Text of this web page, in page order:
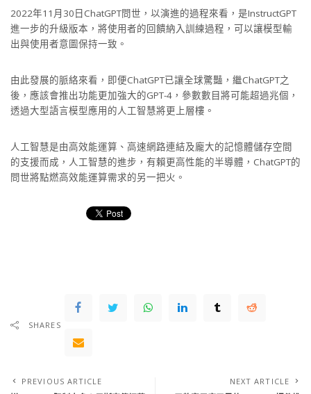
2022年11月30日ChatGPT問世，以演進的過程來看，是InstructGPT
進一步的升級版本，將使用者的回饋納入訓練過程，可以讓模型輸
出與使用者意圖保持一致。
由此發展的脈絡來看，即便ChatGPT已讓全球驚豔，繼ChatGPT之
後，應該會推出功能更加強大的GPT-4，參數數目將可能超過兆個，
透過大型語言模型應用的人工智慧將更上層樓。
人工智慧是由高效能運算、高速網路連結及龐大的記憶體儲存空間
的支援而成，人工智慧的進步，有賴更高性能的半導體，ChatGPT的
問世將點燃高效能運算需求的另一把火。
SHARES
PREVIOUS ARTICLE NEXT ARTICLE